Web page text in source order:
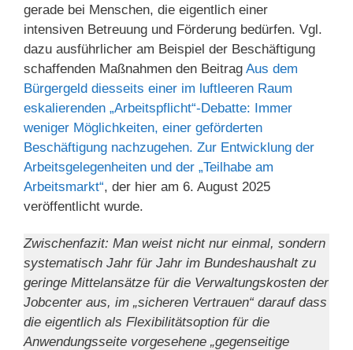
gerade bei Menschen, die eigentlich einer
intensiven Betreuung und Förderung bedürfen. Vgl.
dazu ausführlicher am Beispiel der Beschäftigung
schaffenden Maßnahmen den Beitrag Aus dem
Bürgergeld diesseits einer im luftleeren Raum
eskalierenden „Arbeitspflicht“-Debatte: Immer
weniger Möglichkeiten, einer geförderten
Beschäftigung nachzugehen. Zur Entwicklung der
Arbeitsgelegenheiten und der „Teilhabe am
Arbeitsmarkt“, der hier am 6. August 2025
veröffentlicht wurde.
Zwischenfazit: Man weist nicht nur einmal, sondern
systematisch Jahr für Jahr im Bundeshaushalt zu
geringe Mittelansätze für die Verwaltungskosten der
Jobcenter aus, im „sicheren Vertrauen“ darauf dass
die eigentlich als Flexibilitätsoption für die
Anwendungsseite vorgesehene „gegenseitige